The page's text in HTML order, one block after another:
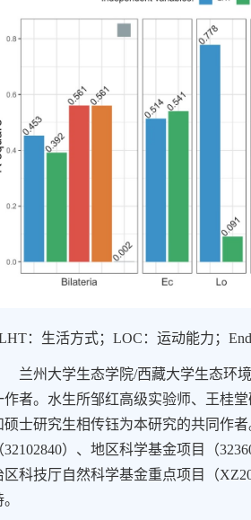
：生活方式； LOC ：运动能力；
兰州大学生态学院/西藏大学生态环
作者。水生所邹红高级实验师、王桂
硕士研究生相传钰为本研究的共同作
32102840）、地区科学基金项目（
区科技厅自然科学基金重点项目（